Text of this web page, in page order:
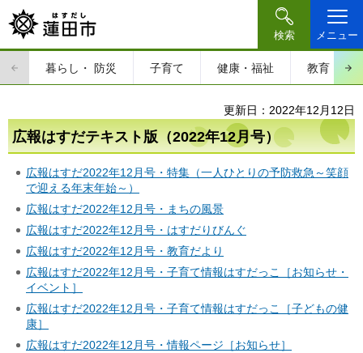
検索 メニュー
暮らし・ 防災 子育て 健康・福祉 教育・文
更新日：2022年12月12日
広報はすだテキスト版（2022年12月号）
広報はすだ2022年12月号・特集（一人ひとりの予防救急～笑顔
で迎える年末年始～）
広報はすだ2022年12月号・まちの風景
広報はすだ2022年12月号・はすだりびんぐ
広報はすだ2022年12月号・教育だより
広報はすだ2022年12月号・子育て情報はすだっこ［お知らせ・
イベント］
広報はすだ2022年12月号・子育て情報はすだっこ［子どもの健
康］
広報はすだ2022年12月号・情報ページ［お知らせ］